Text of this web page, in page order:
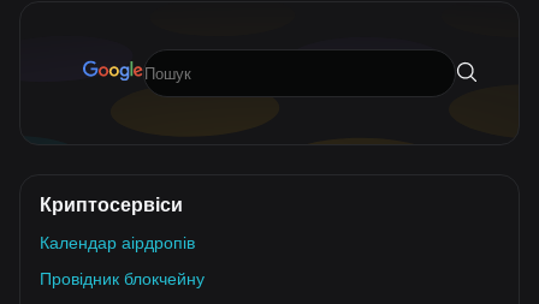
Криптосервіси
Календар аірдропів
Провідник блокчейну